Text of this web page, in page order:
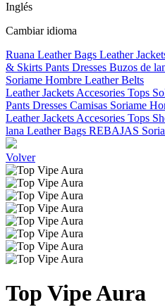
Inglés
Cambiar idioma
Ruana Leather Bags Leather
& Skirts Pants Dresses Buzos de
Soriame Hombre Leather Belts
Leather Jackets Accesories Tops
Pants Dresses Camisas Soriame
Leather Jackets Accesories Tops
lana Leather Bags REBAJAS
Volver
Top Vipe Aura